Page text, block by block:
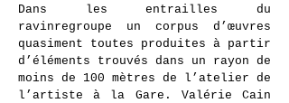
Dans les entrailles du
ravinregroupe un corpus d’œuvres
quasiment toutes produites à partir
d’éléments trouvés dans un rayon de
moins de 100 mètres de l’atelier de
l’artiste à la Gare. Valérie Cain